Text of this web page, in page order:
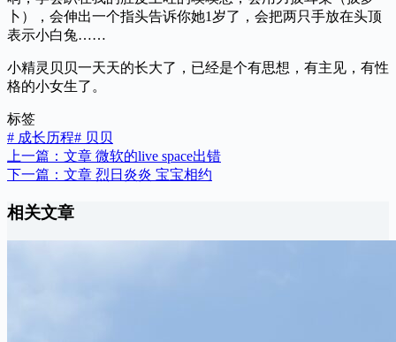
卜），会伸出一个指头告诉你她1岁了，会把两只手放在头顶
表示小白兔……
小精灵贝贝一天天的长大了，已经是个有思想，有主见，有性
格的小女生了。
标签
# 成长历程# 贝贝
上一篇： 文章 微软的live space出错
下一篇： 文章 烈日炎炎 宝宝相约
相关文章